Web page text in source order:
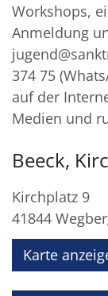
Workshops,
Anmeldung
374 75
auf der
Medien und
Beeck,
Kirchplatz 9
41844
Karte